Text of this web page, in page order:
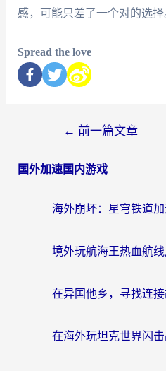
感，可能只差了一个对的选择
Spread the love
← 前一篇文章
国外加速国内游戏